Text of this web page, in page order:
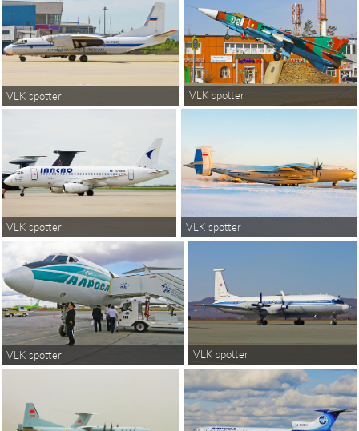
VLK spotter VLK spotter
VLK spotter VLK spotter
VLK spotter VLK spotter